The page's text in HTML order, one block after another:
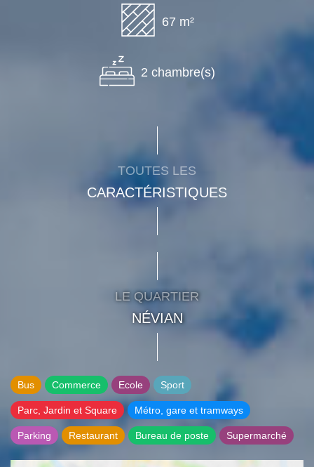
67 m²
2 chambre(s)
TOUTES LES
CARACTÉRISTIQUES
LE QUARTIER
NÉVIAN
Bus Commerce Ecole Sport
Parc, Jardin et Square Métro, gare et tramways
Parking Restaurant Bureau de poste Supermarché